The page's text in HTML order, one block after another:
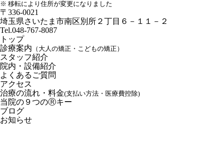
※ 移転により住所が変更になりました
〒336-0021
埼玉県さいたま市南区別所２丁目６－１１－２
Tel.048-767-8087
トップ
診療案内 （大人の矯正・こどもの矯正）
スタッフ紹介
院内・設備紹介
よくあるご質問
アクセス
治療の流れ・料金(支払い方法・医療費控除)
当院の９つのⓇキー
ブログ
お知らせ